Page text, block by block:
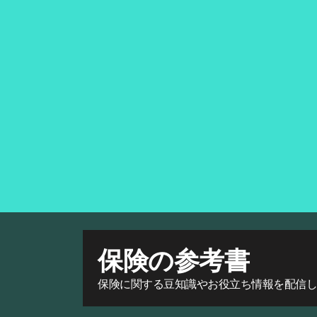
保険の参考書
保険に関する豆知識やお役立ち情報を配信